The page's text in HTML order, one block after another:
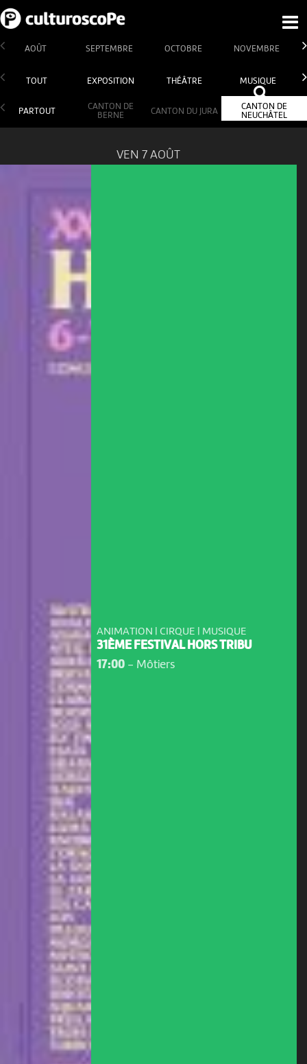
AOÛT SEPTEMBRE OCTOBRE NOVEMBRE
TOUT EXPOSITION THÉÂTRE MUSIQUE
PARTOUT
CANTON DE
BERNE
CANTON DU JURA
CANTON DE
NEUCHÂTEL
VEN 7 AOÛT
ANIMATION | CIRQUE | MUSIQUE
31ÈME FESTIVAL HORS TRIBU
17:00- Môtiers